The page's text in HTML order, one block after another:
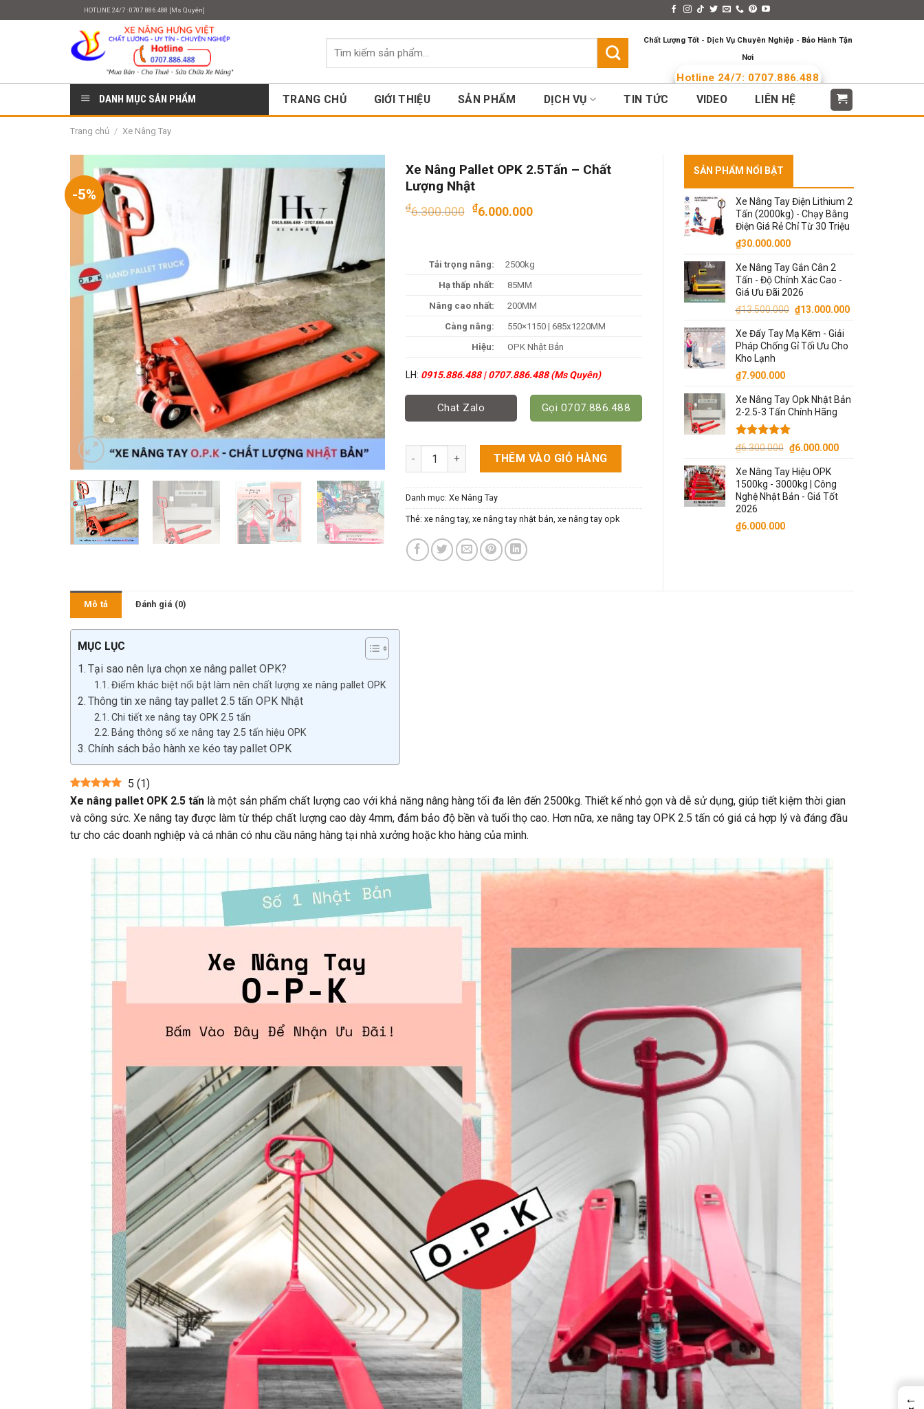
HOTLINE 24/7 : 0707.886.488 [Ms Quyên]
Tìm
Chất Lượng Tốt - Dịch Vụ Chuyên Nghiệp - Bảo Hành Tận
Nơi
Hotline 24/7: 0707.886.488
DANH MỤC SẢN PHẨM
TRANG CHỦ GIỚI THIỆU SẢN PHẨM DỊCH VỤ TIN TỨC VIDEO LIÊN HỆ
Trang chủ / Xe Nâng Tay
-5%
Xe Nâng Pallet OPK 2.5Tấn – Chất
Lượng Nhật
₫6.300.000 Giá
₫6.300.000.
₫6.000.000Giá
₫6.000.000.
Tải trọng nâng:
2500kg
Hạ thấp nhất:
85MM
Nâng cao nhất:
200MM
Càng nâng:
550×1150 | 685x1220MM
Hiệu:
OPK Nhật Bản
LH: 0915.886.488 | 0707.886.488 (Ms Quyên)
Chat Zalo Gọi 0707.886.488
Xe Nâng Pallet OPK 2.5Tấn - Chất Lượng Nhật số lượng
THÊM VÀO GIỎ HÀNG
Danh mục: Xe Nâng Tay
Thẻ: xe nâng tay, xe nâng tay nhật bản, xe nâng tay opk
SẢN PHẨM NỔI BẬT
Xe Nâng Tay Điện Lithium 2
Tấn (2000kg) - Chạy Bằng
Điện Giá Rẻ Chỉ Từ 30 Triệu
₫30.000.000
Xe Nâng Tay Gắn Cân 2
Tấn - Độ Chính Xác Cao -
Giá Ưu Đãi 2026
₫13.500.000 Giá
là:
₫13.500.000.
₫13.000.000Giá
Xe Đẩy Tay Mạ Kẽm - Giải
Pháp Chống Gỉ Tối Ưu Cho
Kho Lạnh
₫7.900.000
Xe Nâng Tay Opk Nhật Bản
2-2.5-3 Tấn Chính Hãng
Được xếp
5 sao
₫6.300.000 Giá
là:
₫6.300.000.
₫6.000.000Giá
₫6.000.000.
Xe Nâng Tay Hiệu OPK
1500kg - 3000kg | Công
Nghệ Nhật Bản - Giá Tốt
2026
₫6.000.000
Mô tả Đánh giá (0)
MỤC LỤC
Tại sao nên lựa chọn xe nâng pallet OPK?
Điểm khác biệt nổi bật làm nên chất lượng xe nâng pallet OPK
Thông tin xe nâng tay pallet 2.5 tấn OPK Nhật
Chi tiết xe nâng tay OPK 2.5 tấn
Bảng thông số xe nâng tay 2.5 tấn hiệu OPK
Chính sách bảo hành xe kéo tay pallet OPK
5 (1)
Xe nâng pallet OPK 2.5 tấn là một sản phẩm chất lượng cao với khả năng nâng hàng tối đa lên đến 2500kg. Thiết kế nhỏ gọn và dễ sử dụng, giúp tiết kiệm thời gian
và công sức. Xe nâng tay được làm từ thép chất lượng cao dày 4mm, đảm bảo độ bền và tuổi thọ cao. Hơn nữa, xe nâng tay OPK 2.5 tấn có giá cả hợp lý và đáng đầu
tư cho các doanh nghiệp và cá nhân có nhu cầu nâng hàng tại nhà xưởng hoặc kho hàng của mình.
←